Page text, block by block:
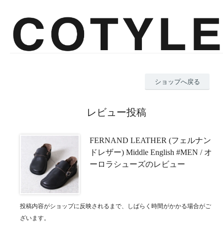
ショップへ戻る
レビュー投稿
FERNAND LEATHER (フェルナン
ドレザー) Middle English #MEN / オ
ーロラシューズのレビュー
投稿内容がショップに反映されるまで、しばらく時間がかかる場合がご
ざいます。